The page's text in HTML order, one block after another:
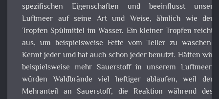
beeinflusst unser Luftmeer auf seine Art und Weise,
wie der Tropfen Spülmittel im Wasser. Ein kleiner
reicht aus, um beispielsweise Fette vom Teller zu
Kennt jeder und hat auch schon jeder benutzt. Hätten
beispielsweise mehr Sauerstoff in unserem
würden Waldbrände viel heftiger ablaufen, weil
Mehranteil an Sauerstoff, die Reaktion während des
beschleunigt.